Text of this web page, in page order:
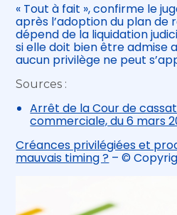
« Tout à fait », confirme le
après l’adoption du plan
dépend de la liquidation
si elle doit bien être admise
aucun privilège ne peut
Sources :
Arrêt de la Cour de
commerciale, du 6 mars
Créances privilégiées et
mauvais timing ? – ©